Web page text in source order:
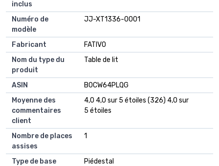
inclus
Numéro de
modèle
JJ-XT1336-0001
Fabricant
FATIVO
Nom du type du
produit
Table de lit
ASIN
B0CW64PLQG
Moyenne des
commentaires
client
4,0 4,0 sur 5 étoiles (326) 4,0 sur
5 étoiles
Nombre de places
assises
1
Type de base
Piédestal